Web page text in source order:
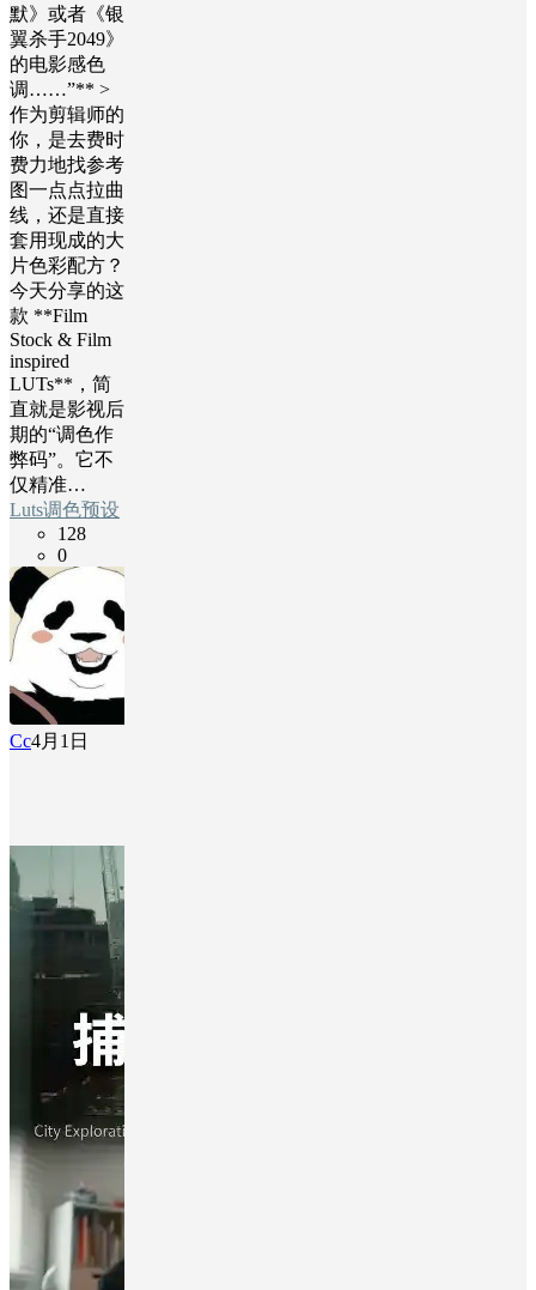
默》或者《银
翼杀手2049》
的电影感色
调……”** >
作为剪辑师的
你，是去费时
费力地找参考
图一点点拉曲
线，还是直接
套用现成的大
片色彩配方？
今天分享的这
款 **Film
Stock & Film
inspired
LUTs**，简
直就是影视后
期的“调色作
弊码”。它不
仅精准…
Luts调色预设
128
0
Cc4月1日